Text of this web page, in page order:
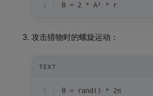
1 B = 2 * A² * r
攻击猎物时的螺旋运动：
TEXT
1
θ = rand() * 2π